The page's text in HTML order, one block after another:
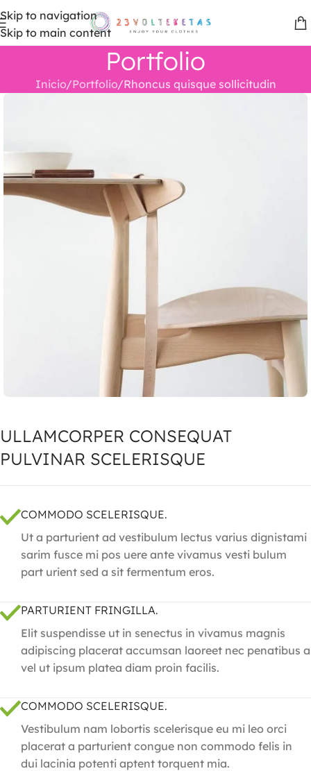
Skip to navigation
Skip to main content
Portfolio
Inicio Portfolio Rhoncus quisque sollicitudin
ULLAMCORPER CONSEQUAT
PULVINAR SCELERISQUE
COMMODO SCELERISQUE.
Ut a parturient ad vestibulum lectus varius dignistami
sarim fusce mi pos uere ante vivamus vesti bulum
part urient sed a sit fermentum eros.
PARTURIENT FRINGILLA.
Elit suspendisse ut in senectus in vivamus magnis
adipiscing placerat accumsan laoreet nec penatibus a
vel ut ipsum platea diam proin facilis.
COMMODO SCELERISQUE.
Vestibulum nam lobortis scelerisque eu mi leo orci
placerat a parturient congue non commodo felis in
dui lacinia potenti aptent torquent mia.